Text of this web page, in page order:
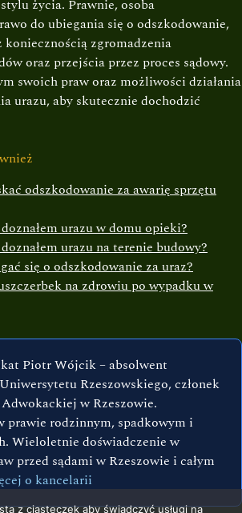
życia. Prawnie, osoba
do ubiegania się o odszkodowanie,
koniecznością zgromadzenia
oraz przejścia przez proces sądowy.
swoich praw oraz możliwości działania
urazu, aby skutecznie dochodzić
odszkodowanie za awarię sprzętu
urazu w domu opieki?
urazu na terenie budowy?
się o odszkodowanie za uraz?
na zdrowiu po wypadku w
Piotr Wójcik – absolwent
Rzeszowskiego, członek
w Rzeszowie.
prawie rodzinnym, spadkowym i
Wieloletnie doświadczenie w
przed sądami w Rzeszowie i całym
o kancelarii
z ciasteczek aby świadczyć usługi na